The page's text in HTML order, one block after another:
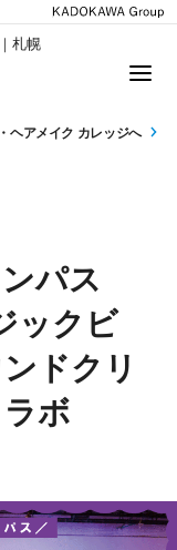
札幌
ヘアメイク カレッジへ
パス
ックビ
ドクリ
ボ